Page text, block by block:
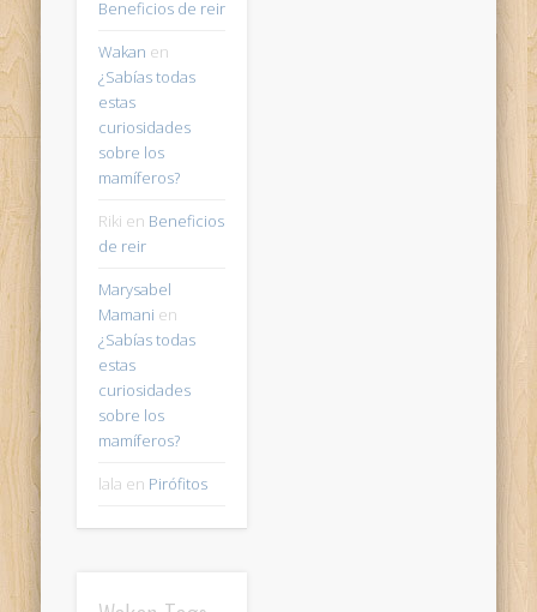
Beneficios de reir
Wakan en
¿Sabías todas
estas
curiosidades
sobre los
mamíferos?
Riki en Beneficios
de reir
Marysabel
Mamani en
¿Sabías todas
estas
curiosidades
sobre los
mamíferos?
lala en Pirófitos